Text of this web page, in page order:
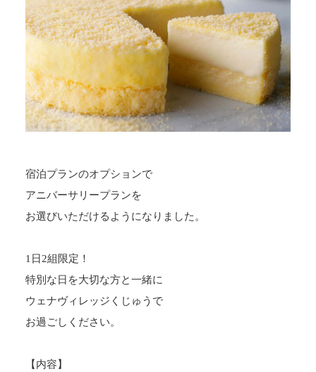
宿泊プランのオプションで
アニバーサリープランを
お選びいただけるようになりました。
1日2組限定！
特別な日を大切な方と一緒に
ウェナヴィレッジくじゅうで
お過ごしください。
【 内容 】